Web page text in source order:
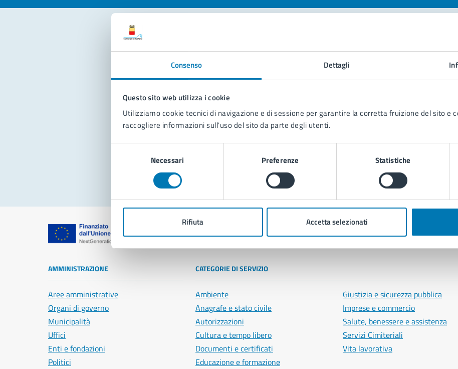
Consenso Dettagli
Questo sito web utilizza i cookie
Utilizziamo cookie tecnici di navigazione e di sessione per garantire la corretta fruizione del sito e
raccogliere informazioni sull'uso del sito da parte degli utenti.
Necessari Preferenze Statistiche
Rifiuta Accetta selezionati
Contatta il comune
Richiedi assistenza
Prenota appuntamento
Problemi in città
Segnala disservizio
Comune di Napoli
AMMINISTRAZIONE
Aree amministrative
Organi di governo
Municipalità
Uffici
Enti e fondazioni
Politici
CATEGORIE DI SERVIZIO
Ambiente
Anagrafe e stato civile
Autorizzazioni
Cultura e tempo libero
Documenti e certificati
Educazione e formazione
Giustizia e sicurezza pubblica
Imprese e commercio
Salute, benessere e assistenza
Servizi Cimiteriali
Vita lavorativa